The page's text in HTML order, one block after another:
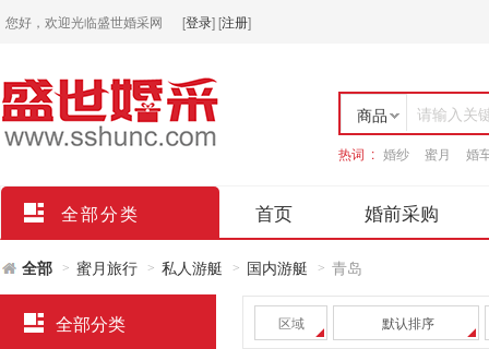
您好，欢迎光临盛世婚采网 [登录][注册]
商品
店铺
请输入关
热词 : 婚纱 蜜月 婚
全部分类 首页 婚前采购
全部 > 蜜月旅行 > 私人游艇 > 国内游艇 > 青岛
区域 默认排序
全部分类